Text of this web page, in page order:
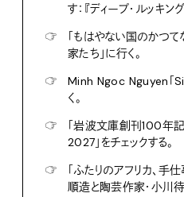
す：『ディープ・ルッキン
☞
「もはやない国のかつ
家たち」に行く。
☞
Minh Ngoc Nguyen「
く。
☞
「岩波文庫創刊100年
2027」をチェックする。
☞
「ふたりのアフリカ、
順造と陶芸作家・小川待